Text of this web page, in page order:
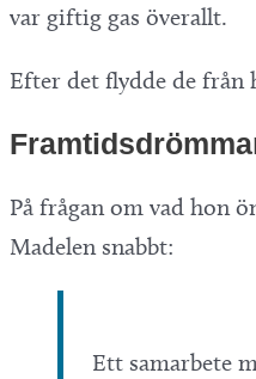
var giftig gas överallt.
Efter det flydde de från
På frågan om vad hon
Madelen snabbt:
Ett samarbete